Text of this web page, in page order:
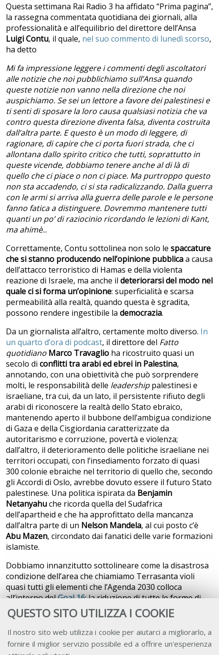
QUESTO SITO UTILIZZA I COOKIE
Il nostro sito web utilizza i cookie per aiutarci a migliorarlo, a
fornire il miglior servizio possibile ed a offrire un'esperienza
Questa settimana Rai Radio 3 ha affidato “Prima pagina”,
la rassegna commentata quotidiana dei giornali, alla
professionalità e all’equilibrio del direttore dell’Ansa
Luigi Contu, il quale, nel suo commento di lunedì scorso,
ha detto
Mi fa impressione leggere i commenti degli ascoltatori
alle notizie che noi pubblichiamo sull’Ansa quando
queste notizie non vanno nella direzione che noi
auspichiamo. Se sei un lettore a favore dei palestinesi e
ti senti di sposare la loro causa qualsiasi notizia che va
contro questa direzione diventa falsa, diventa costruita
dall’altra parte. E questo è un modo di leggere, di
ragionare, di capire che ci porta fuori strada, che ci
allontana dallo spirito critico che tutti, soprattutto in
queste vicende, dobbiamo tenere anche al di là di
quello che ci piace o non ci piace. Ma purtroppo questo
non sta accadendo, ci si sta radicalizzando. Dalla guerra
con le armi si arriva alla guerra delle parole e le persone
fanno fatica a distinguere. Dovremmo mantenere tutti
quanti un po’ di raziocinio ricordando le lezioni di Kant,
ma ahimè...
Correttamente, Contu sottolinea non solo le spaccature
che si stanno producendo nell’opinione pubblicaa causa
dell’attacco terroristico di Hamas e della violenta
reazione di Israele, ma anche il deteriorarsi del modo nel
quale ci si forma un’opinione: superficialità e scarsa
permeabilità alla realtà, quando questa è sgradita,
possono rendere ingestibile la democrazia.
Da un giornalista all’altro, certamente molto diverso. In
un quarto d’ora di podcast, il direttore del Fatto
quotidiano Marco Travaglio ha ricostruito quasi un
secolo di conflitti tra arabi ed ebrei in Palestina,
annotando, con una obiettività che può sorprendere
molti, le responsabilità delle leadershippalestinesi e
israeliane, tra cui, da un lato, il persistente rifiuto degli
arabi di riconoscere la realtà dello Stato ebraico,
mantenendo aperto il bubbone dell’ambigua condizione
di Gaza e della Cisgiordania caratterizzate da
autoritarismo e corruzione, povertà e violenza;
dall’altro, il deterioramento delle politiche israeliane nei
territori occupati, con l’insediamento forzato di quasi
300 colonie ebraiche nel territorio di quello che, secondo
gli Accordi di Oslo, avrebbe dovuto essere il futuro Stato
palestinese. Una politica ispirata da Benjamin
Netanyahuche ricorda quella del Sudafrica
dell’apartheid e che ha approfittato della mancanza
dall’altra parte di un Nelson Mandela, al cui posto c’è
Abu Mazen, circondato dai fanatici delle varie formazioni
islamiste.
Dobbiamo innanzitutto sottolineare come la disastrosa
condizione dell’area che chiamiamo Terrasanta violi
quasi tutti gli elementi che l’Agenda 2030 colloca
all’interno delGoal 16: la riduzione di tutte le forme di
violenza e dei tassi di mortalità connessi; l’eliminazione
degli abusi, dello sfruttamento, del traffico e di tutte le
forme di violenza e tortura contro i bambini; la
promozione dello stato di diritto e la garanzia di parità
di accesso alla giustizia per tutti; la riduzione dei flussi